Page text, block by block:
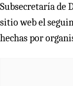
Subsecretaría de
sitio web el
hechas por